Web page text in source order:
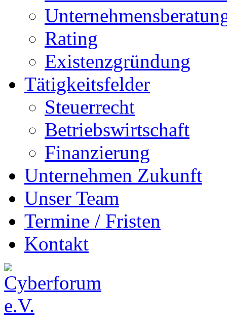
Rating
Existenzgründung
Tätigkeitsfelder
Steuerrecht
Betriebswirtschaft
Finanzierung
Unternehmen Zukunft
Unser Team
Termine / Fristen
Kontakt